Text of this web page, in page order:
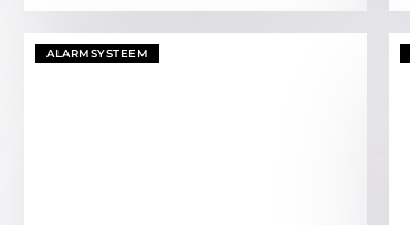
ALARMSYSTEEM